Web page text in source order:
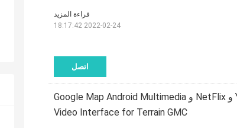
اتصل
قراءة المزيد
2022-02-24 18:17:42
PDI Wireless CarPlay Box مع YouTube و NetFlix و Google Map Android Multimedia
Video Interface for Terrain GMC